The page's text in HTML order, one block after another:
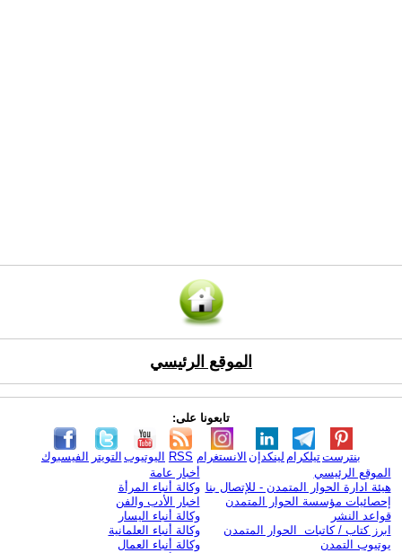
الموقع الرئيسي
تابعونا على:
الفيسبوك التويتر اليوتيوب RSS الانستغرام لينكدإن تيلكرامبنترست
الموقع الرئيسي
هيئة ادارة الحوار المتمدن - للإتصال بنا
إحصائيات مؤسسة الحوار المتمدن
قواعد النشر
ابرز كتاب / كاتبات الحوار المتمدن
يوتيوب التمدن
أخبار عامة
وكالة أنباء المرأة
اخبار الأدب والفن
وكالة أنباء اليسار
وكالة أنباء العلمانية
وكالة أنباء العمال